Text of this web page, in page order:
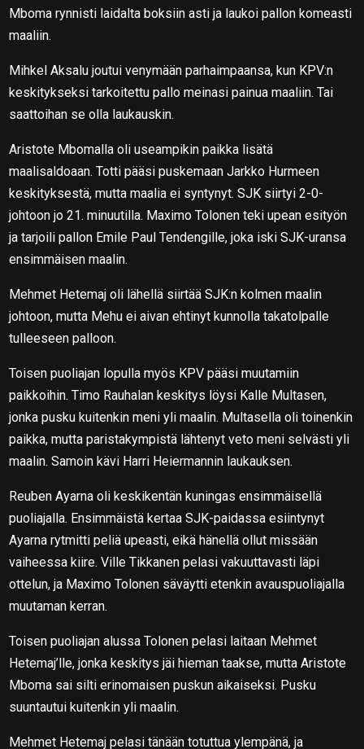
Mboma rynnisti laidalta boksiin asti ja laukoi pallon komeasti
maaliin.
Mihkel Aksalu joutui venymään parhaimpaansa, kun KPV:n
keskitykseksi tarkoitettu pallo meinasi painua maaliin. Tai
saattoihan se olla laukauskin.
Aristote Mbomalla oli useampikin paikka lisätä
maalisaldoaan. Totti pääsi puskemaan Jarkko Hurmeen
keskityksestä, mutta maalia ei syntynyt. SJK siirtyi 2-0-
johtoon jo 21. minuutilla. Maximo Tolonen teki upean esityön
ja tarjoili pallon Emile Paul Tendengille, joka iski SJK-uransa
ensimmäisen maalin.
Mehmet Hetemaj oli lähellä siirtää SJK:n kolmen maalin
johtoon, mutta Mehu ei aivan ehtinyt kunnolla takatolpalle
tulleeseen palloon.
Toisen puoliajan lopulla myös KPV pääsi muutamiin
paikkoihin. Timo Rauhalan keskitys löysi Kalle Multasen,
jonka pusku kuitenkin meni yli maalin. Multasella oli toinenkin
paikka, mutta paristakympistä lähtenyt veto meni selvästi yli
maalin. Samoin kävi Harri Heiermannin laukauksen.
Reuben Ayarna oli keskikentän kuningas ensimmäisellä
puoliajalla. Ensimmäistä kertaa SJK-paidassa esiintynyt
Ayarna rytmitti peliä upeasti, eikä hänellä ollut missään
vaiheessa kiire. Ville Tikkanen pelasi vakuuttavasti läpi
ottelun, ja Maximo Tolonen säväytti etenkin avauspuoliajalla
muutaman kerran.
Toisen puoliajan alussa Tolonen pelasi laitaan Mehmet
Hetemaj’lle, jonka keskitys jäi hieman taakse, mutta Aristote
Mboma sai silti erinomaisen puskun aikaiseksi. Pusku
suuntautui kuitenkin yli maalin.
Mehmet Hetemaj pelasi tänään totuttua ylempänä, ja